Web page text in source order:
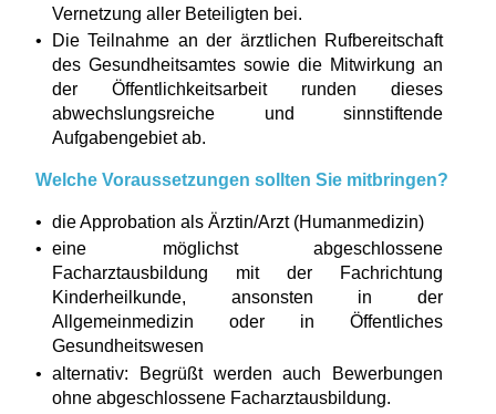
Vernetzung aller Beteiligten bei.
Die Teilnahme an der ärztlichen Rufbereitschaft
des Gesundheitsamtes sowie die Mitwirkung an
der Öffentlichkeitsarbeit runden dieses
abwechslungsreiche und sinnstiftende
Aufgabengebiet ab.
Welche Voraussetzungen sollten Sie mitbringen?
die Approbation als Ärztin/Arzt (Humanmedizin)
eine möglichst abgeschlossene
Facharztausbildung mit der Fachrichtung
Kinderheilkunde, ansonsten in der
Allgemeinmedizin oder in Öffentliches
Gesundheitswesen
alternativ: Begrüßt werden auch Bewerbungen
ohne abgeschlossene Facharztausbildung.